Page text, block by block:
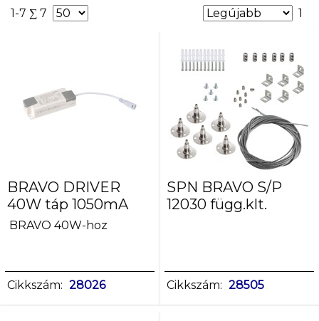
40
1-7 ∑ 7 1
BRAVO DRIVER
40W táp 1050mA
BRAVO 40W-hoz
Cikkszám: 28026
SPN BRAVO S/P
12030 függ.klt.
Cikkszám: 28505